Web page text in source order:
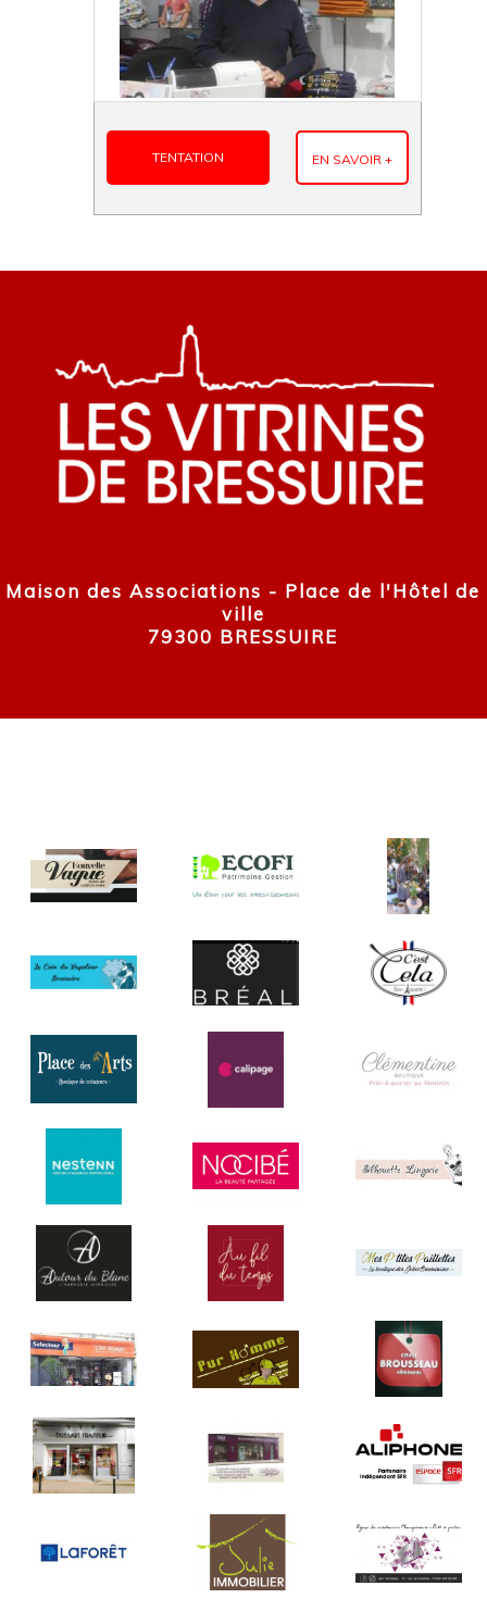
TENTATION EN SAVOIR +
Maison des Associations - Place de l'Hôtel de
ville
79300 BRESSUIRE